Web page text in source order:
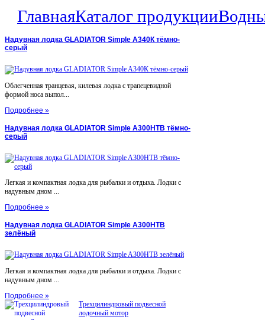
ГлавнаяКаталог продукции
Надувная лодка GLADIATOR Simple A340К тёмно-
серый
Облегченная транцевая, килевая лодка с трапецевидной
формой носа выпол...
Подробнее »
Надувная лодка GLADIATOR Simple A300НТВ тёмно-
серый
Легкая и компактная лодка для рыбалки и отдыха. Лодки с
надувным дном ...
Подробнее »
Надувная лодка GLADIATOR Simple A300НТВ
зелёный
Легкая и компактная лодка для рыбалки и отдыха. Лодки с
надувным дном ...
Подробнее »
Трехцилиндровый подвесной
лодочный мотор